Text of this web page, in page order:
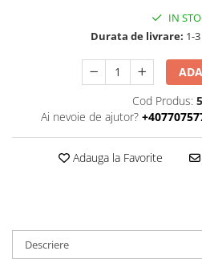
IN
Durata de livrare: 1-
Cod Produs:
Ai nevoie de ajutor?
Adauga la Favorite
Descriere